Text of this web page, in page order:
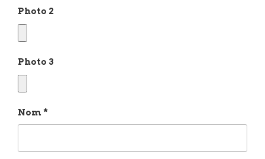
Photo 2
Photo 3
Nom *